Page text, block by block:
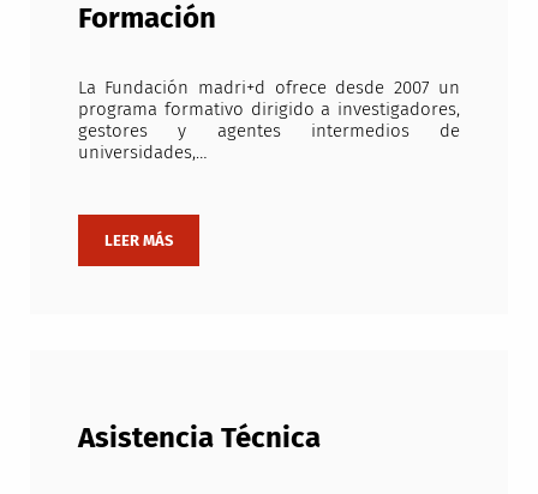
Formación
La Fundación madri+d ofrece desde 2007 un
programa formativo dirigido a investigadores,
gestores y agentes intermedios de
universidades,…
Asistencia Técnica